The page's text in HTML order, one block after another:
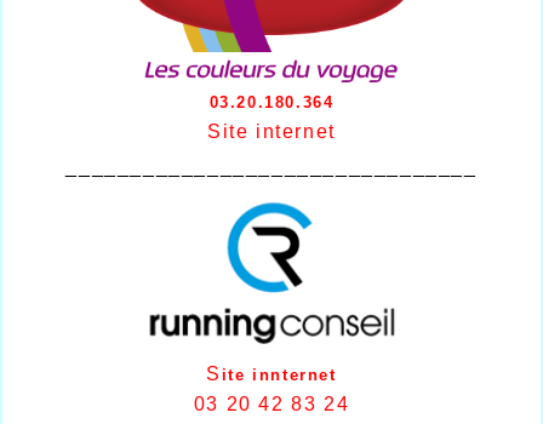
03.20.180.364
Site internet
S ite innternet
03 20 42 83 24